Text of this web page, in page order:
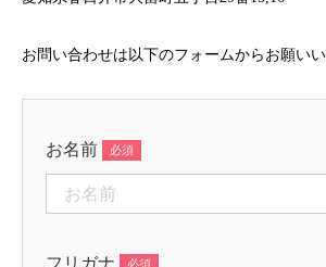
お問い合わせは以下のフォームからお願い
お名前
フリガナ